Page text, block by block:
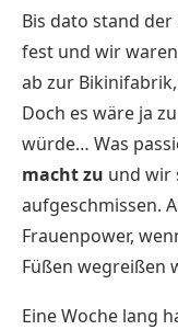
Bis dato stand
fest und wir
ab zur
Doch es wäre ja
würde… Was
macht zu und wir
aufgeschmissen.
Frauenpower,
Füßen wegreißen
Eine Woche lang